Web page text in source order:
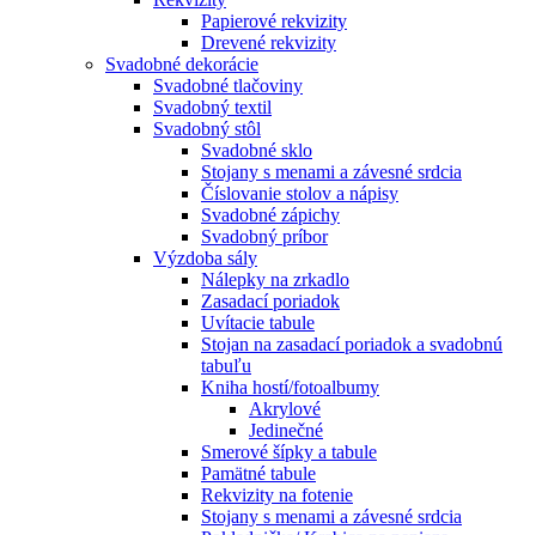
Papierové rekvizity
Drevené rekvizity
Svadobné dekorácie
Svadobné tlačoviny
Svadobný textil
Svadobný stôl
Svadobné sklo
Stojany s menami a závesné srdcia
Číslovanie stolov a nápisy
Svadobné zápichy
Svadobný príbor
Výzdoba sály
Nálepky na zrkadlo
Zasadací poriadok
Uvítacie tabule
Stojan na zasadací poriadok a svadobnú
tabuľu
Kniha hostí/fotoalbumy
Akrylové
Jedinečné
Smerové šípky a tabule
Pamätné tabule
Rekvizity na fotenie
Stojany s menami a závesné srdcia